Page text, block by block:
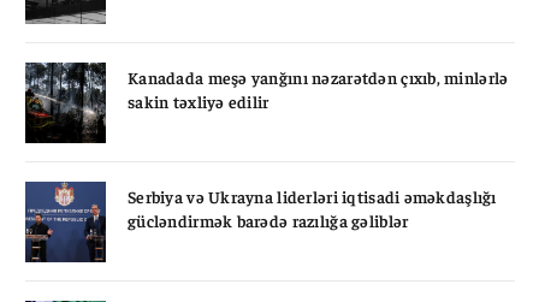
Kanadada meşə yanğını nəzarətdən çıxıb, minlərlə
sakin təxliyə edilir
Serbiya və Ukrayna liderləri iqtisadi əməkdaşlığı
gücləndirmək barədə razılığa gəliblər